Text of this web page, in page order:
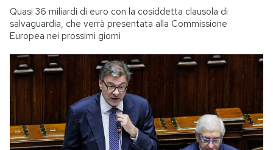
Quasi 36 miliardi di euro con la cosiddetta clausola di
salvaguardia, che verrà presentata alla Commissione
Europea nei prossimi giorni